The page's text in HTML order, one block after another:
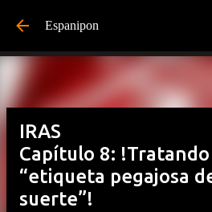
Espanipon
IRAS
Capítulo 8: !Tratando
“etiqueta pegajosa
suerte”!